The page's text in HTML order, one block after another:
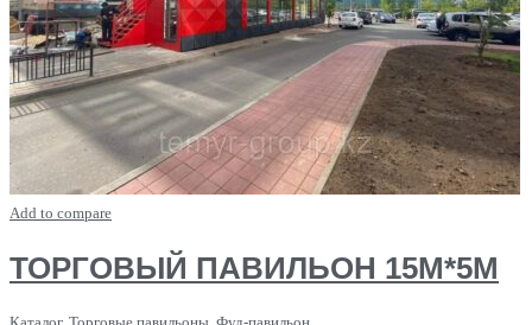
Add to compare
ТОРГОВЫЙ ПАВИЛЬОН 15М*5М